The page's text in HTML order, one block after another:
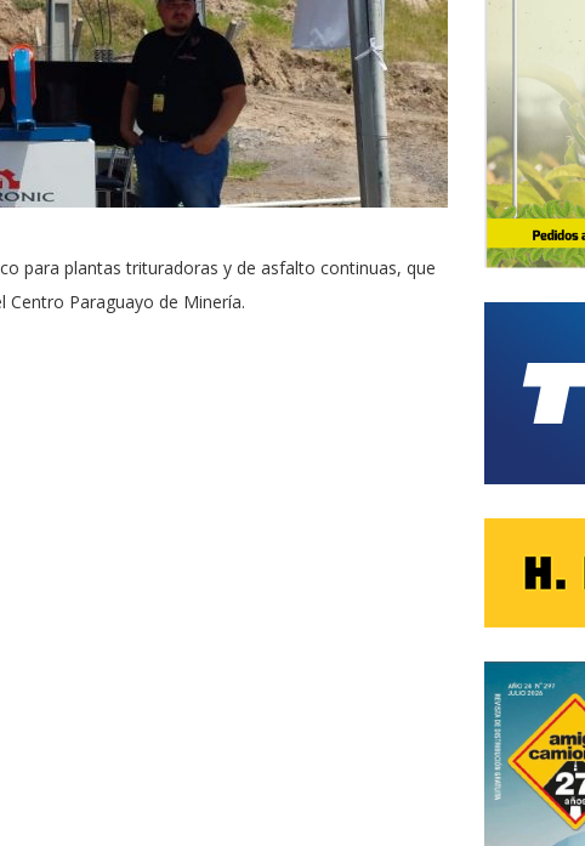
para plantas trituradoras y de asfalto continuas, que
Paraguayo de Minería.